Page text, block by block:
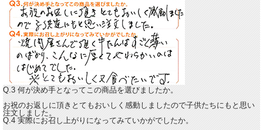
Q.3 何が決め手となってこの商品を選びましたか。
お祝のお返しに頂きとてもおいしく感動しましたので子供たちにもと思い
注文しました。
Q.4 実際にお召し上がりになってみていかがでしたか。